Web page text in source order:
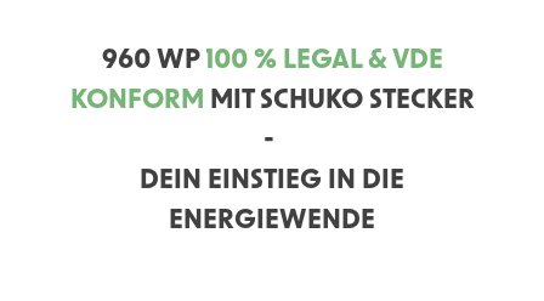
960 WP 100 % LEGAL & VDE
KONFORM MIT SCHUKO STECKER
-
DEIN EINSTIEG IN DIE
ENERGIEWENDE